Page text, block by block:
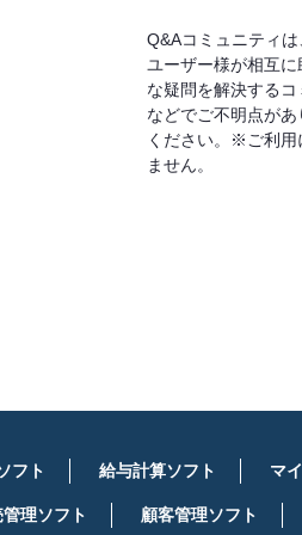
Q&Aコミュニティ
ユーザー様が相互
な疑問を解決する
などでご不明点が
ください。※ご利用
ません。
フト 給与計算ソフト マ
管理ソフト 顧客管理ソフト